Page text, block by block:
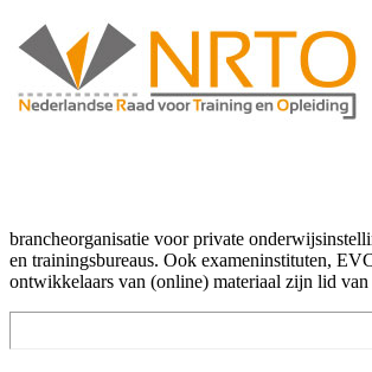
brancheorganisatie voor private
en trainingsbureaus. Ook exameninstituten,
ontwikkelaars van (online) materiaal zijn lid